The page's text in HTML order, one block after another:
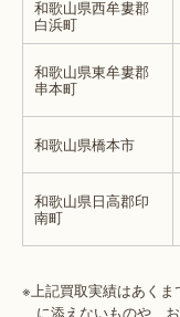
和歌山県西牟婁郡
白浜町
和歌山県東牟婁郡
串本町
和歌山県橋本市
和歌山県日高郡印
南町
※上記買取実績はあく
に添えないものや、